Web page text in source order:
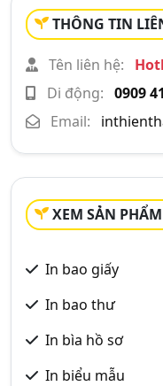
THÔNG TIN
Tên liên hệ:
Di động: 0909
Email:
XEM SẢN
In bao giấy
In bao thư
In bìa hồ sơ
In biểu mẫu